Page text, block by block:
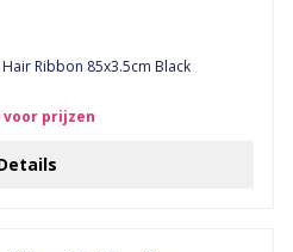
Ribbon 85x3.5cm Black
voor prijzen